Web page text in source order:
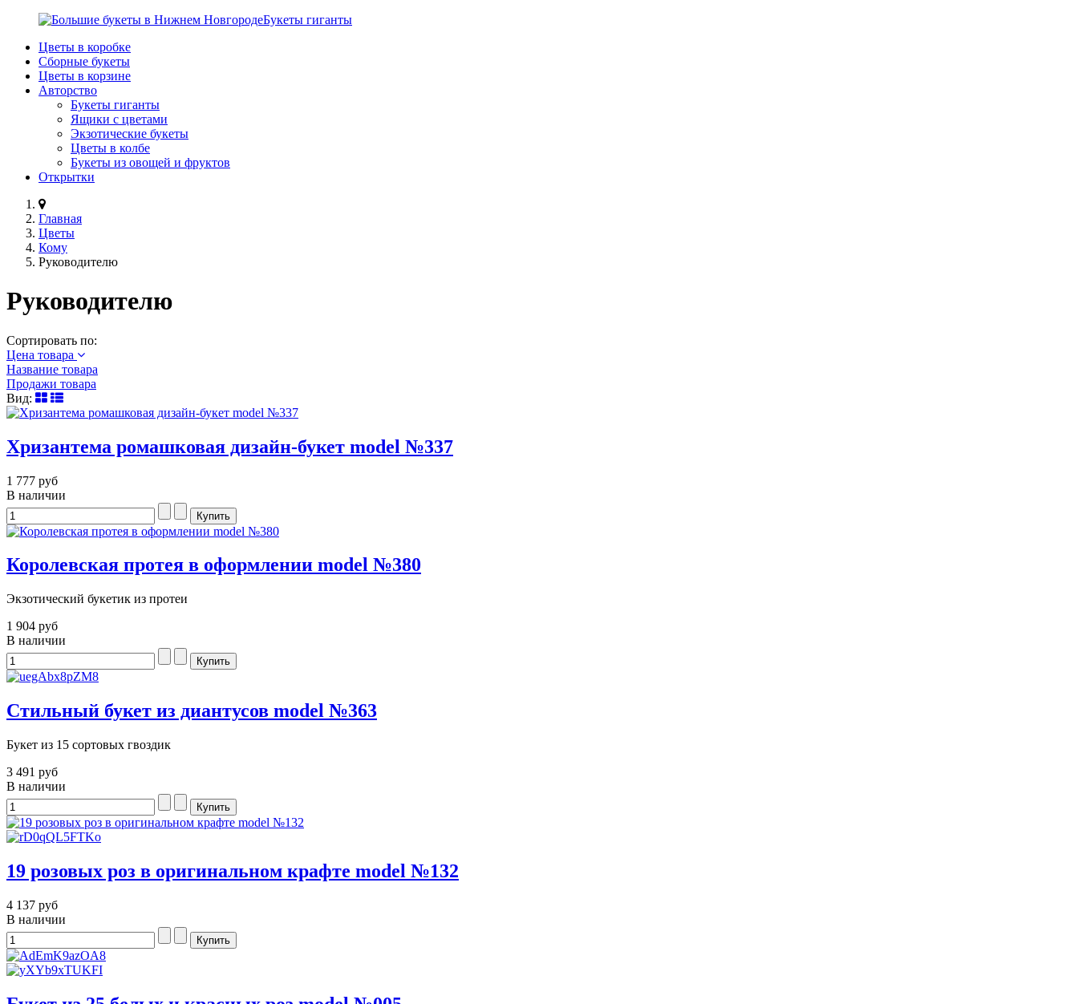
Букеты гиганты
Цветы в коробке
Сборные букеты
Цветы в корзине
Авторство
Букеты гиганты
Ящики с цветами
Экзотические букеты
Цветы в колбе
Букеты из овощей и фруктов
Открытки
Главная
Цветы
Кому
Руководителю
Руководителю
Сортировать по:
Цена товара
Название товара
Продажи товара
Вид:
Хризантема ромашковая дизайн-букет model №337
1 777 руб
В наличии
Королевская протея в оформлении model №380
Экзотический букетик из протеи
1 904 руб
В наличии
Стильный букет из диантусов model №363
Букет из 15 сортовых гвоздик
3 491 руб
В наличии
19 розовых роз в оригинальном крафте model №132
4 137 руб
В наличии